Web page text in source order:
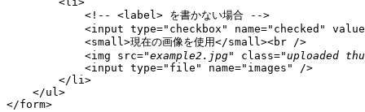
            <!-- <label> を書かない場合 -->
<input type="checkbox" name="checked"
            <small>現在の画像を使用</small><br />
            <img src="
example2.jpg" class="uploaded
            <input type="file" name="images" />
        </li>
    </ul>
</form>